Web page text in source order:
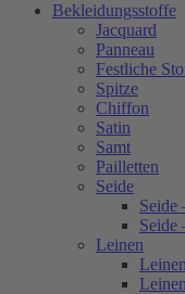
Bekleidungsstoffe
Jacquard
Panneau
Festliche
Spitze
Chiffon
Satin
Samt
Pailletten
Seide
Seide
Seide
Leinen